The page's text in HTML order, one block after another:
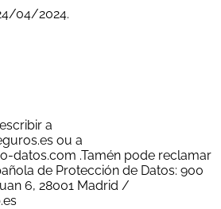
04/2024.
a
ou a
datos.com .Tamén pode reclamar
de Protección de Datos: 900
6, 28001 Madrid /